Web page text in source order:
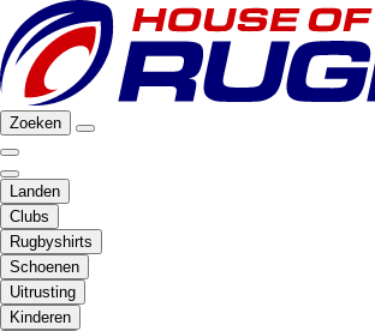
Zoeken
Landen
Clubs
Rugbyshirts
Schoenen
Uitrusting
Kinderen